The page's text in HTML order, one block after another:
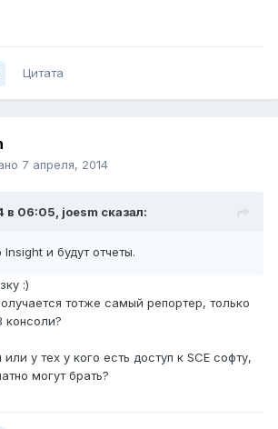
Цитата
7 апреля, 2014
в 06:05, joesm сказал:
и будут отчеты.
:)
тотже самый репортер, только
консоли?
у тех у кого есть доступ к SCE софту,
могут брать?